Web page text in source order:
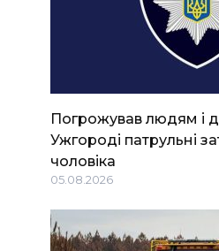
Погрожував людям і
Ужгороді патрульні
чоловіка
05.08.2026